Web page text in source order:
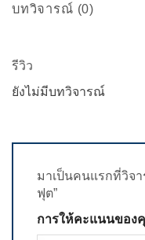
บทวิจารณ์ (0)
รีวิว
ยังไม่มีบทวิจารณ์
มาเป็นคนแรกที่วิจ
ฟุต”
การให้คะแนนของ